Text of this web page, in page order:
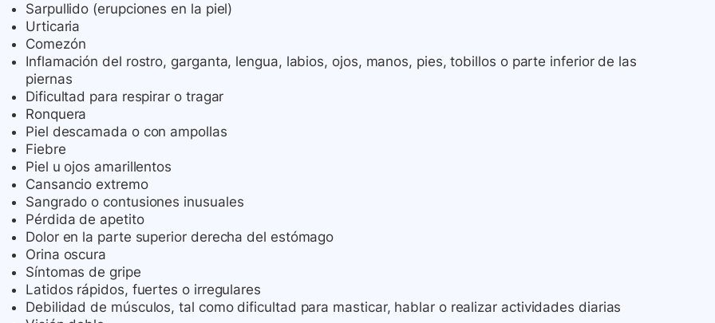
Sarpullido (erupciones en la piel)
Urticaria
Comezón
Inflamación del rostro, garganta, lengua, labios, ojos, manos, pies, tobillos o parte inferior de las
piernas
Dificultad para respirar o tragar
Ronquera
Piel descamada o con ampollas
Fiebre
Piel u ojos amarillentos
Cansancio extremo
Sangrado o contusiones inusuales
Pérdida de apetito
Dolor en la parte superior derecha del estómago
Orina oscura
Síntomas de gripe
Latidos rápidos, fuertes o irregulares
Debilidad de músculos, tal como dificultad para masticar, hablar o realizar actividades diarias